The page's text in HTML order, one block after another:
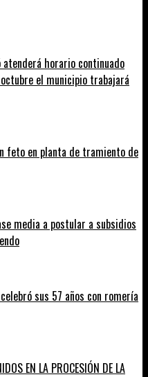
horario continuado
el municipio trabajará
feto en planta de tramiento de
media a postular a subsidios
celebró sus 57 años con romería
EN LA PROCESIÓN DE LA